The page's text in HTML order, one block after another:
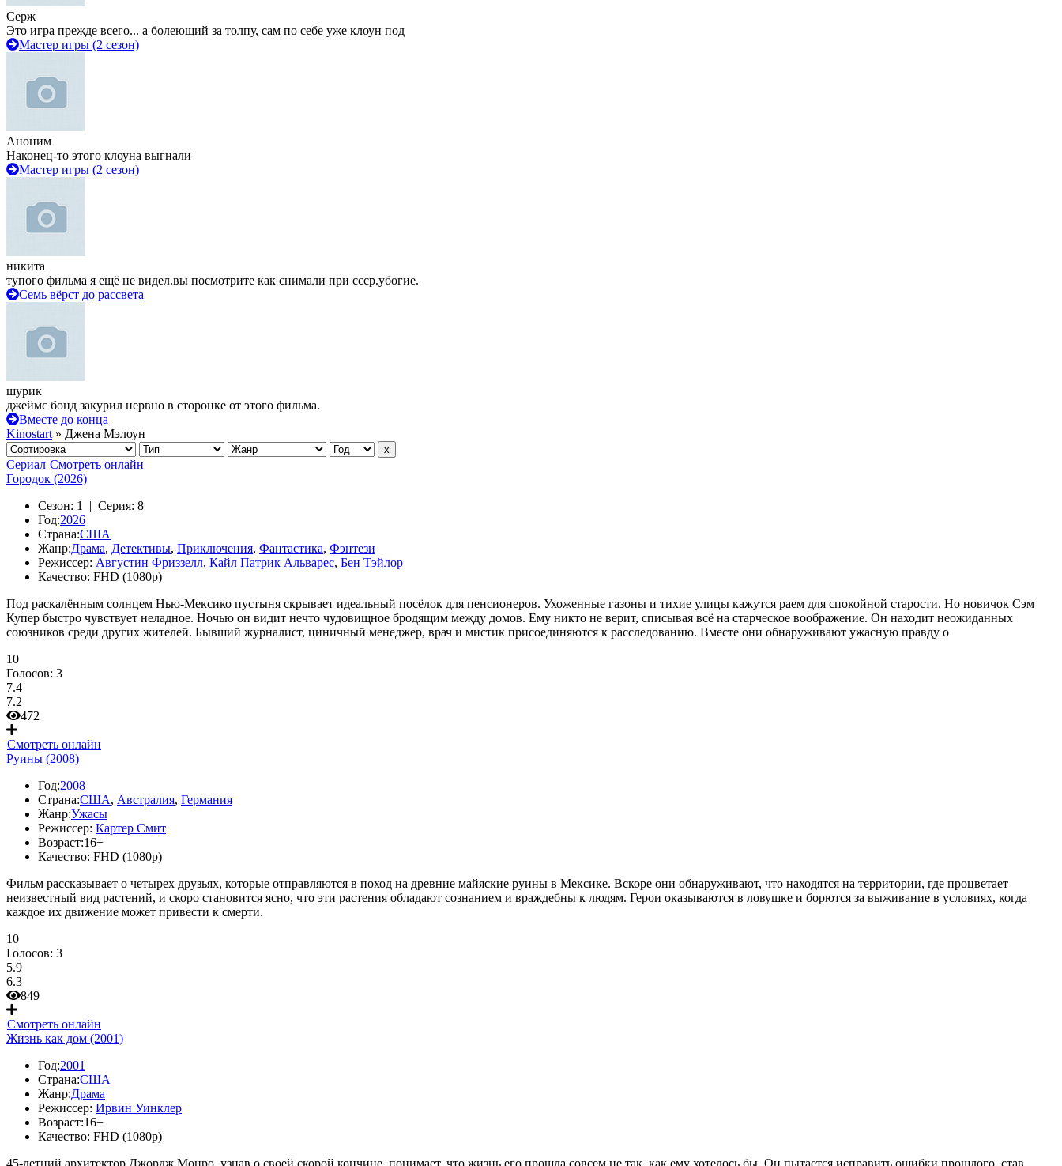
Серж
Это игра прежде всего... а болеющий за толпу, сам по себе уже клоун под
Мастер игры (2 сезон)
Аноним
Наконец-то этого клоуна выгнали
Мастер игры (2 сезон)
никита
тупого фильма я ещё не видел.вы посмотрите как снимали при ссср.убогие.
Семь вёрст до рассвета
шурик
джеймс бонд закурил нервно в сторонке от этого фильма.
Вместе до конца
Kinostart » Джена Мэлоун
Сериал Смотреть онлайн
Городок (2026)
Сезон: 1 | Серия: 8
Год:2026
Страна:США
Жанр:Драма, Детективы, Приключения, Фантастика, Фэнтези
Режиссер: Августин Фриззелл, Кайл Патрик Альварес, Бен Тэйлор
Качество: FHD (1080p)
Под раскалённым солнцем Нью-Мексико пустыня скрывает идеальный посёлок для пенсионеров. Ухоженные газоны и тихие улицы кажутся раем для спокойной старости. Но новичок Сэм
Купер быстро чувствует неладное. Ночью он видит нечто чудовищное бродящим между домов. Ему никто не верит, списывая всё на старческое воображение. Он находит неожиданных
союзников среди других жителей. Бывший журналист, циничный менеджер, врач и мистик присоединяются к расследованию. Вместе они обнаруживают ужасную правду о
10
Голосов: 3
7.4
7.2
472
Смотреть онлайн
Руины (2008)
Год:2008
Страна:США, Австралия, Германия
Жанр:Ужасы
Режиссер: Картер Смит
Возраст:16+
Качество: FHD (1080p)
Фильм рассказывает о четырех друзьях, которые отправляются в поход на древние майяские руины в Мексике. Вскоре они обнаруживают, что находятся на территории, где процветает
неизвестный вид растений, и скоро становится ясно, что эти растения обладают сознанием и враждебны к людям. Герои оказываются в ловушке и борются за выживание в условиях, когда
каждое их движение может привести к смерти.
10
Голосов: 3
5.9
6.3
849
Смотреть онлайн
Жизнь как дом (2001)
Год:2001
Страна:США
Жанр:Драма
Режиссер: Ирвин Уинклер
Возраст:16+
Качество: FHD (1080p)
45-летний архитектор Джордж Монро, узнав о своей скорой кончине, понимает, что жизнь его прошла совсем не так, как ему хотелось бы. Он пытается исправить ошибки прошлого, став